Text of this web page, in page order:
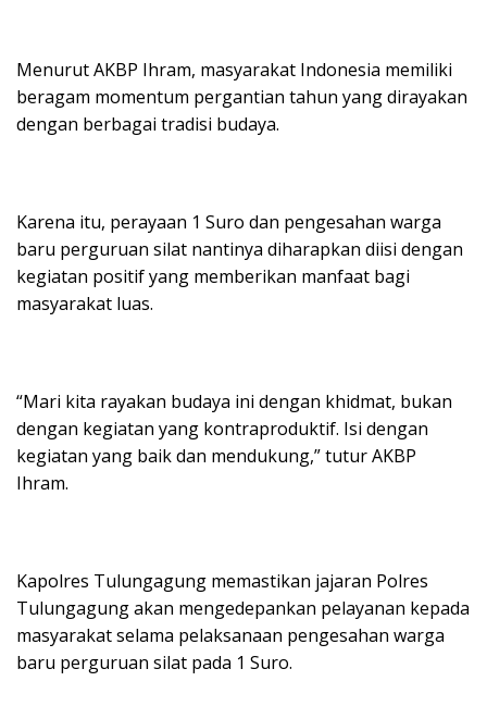
Menurut AKBP Ihram, masyarakat Indonesia memiliki
beragam momentum pergantian tahun yang dirayakan
dengan berbagai tradisi budaya.
Karena itu, perayaan 1 Suro dan pengesahan warga
baru perguruan silat nantinya diharapkan diisi dengan
kegiatan positif yang memberikan manfaat bagi
masyarakat luas.
“Mari kita rayakan budaya ini dengan khidmat, bukan
dengan kegiatan yang kontraproduktif. Isi dengan
kegiatan yang baik dan mendukung,” tutur AKBP
Ihram.
Kapolres Tulungagung memastikan jajaran Polres
Tulungagung akan mengedepankan pelayanan kepada
masyarakat selama pelaksanaan pengesahan warga
baru perguruan silat pada 1 Suro.